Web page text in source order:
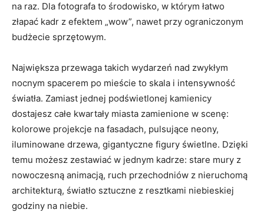
na raz. Dla fotografa to środowisko, w którym łatwo
złapać kadr z efektem „wow”, nawet przy ograniczonym
budżecie sprzętowym.
Największa przewaga takich wydarzeń nad zwykłym
nocnym spacerem po mieście to skala i intensywność
światła. Zamiast jednej podświetlonej kamienicy
dostajesz całe kwartały miasta zamienione w scenę:
kolorowe projekcje na fasadach, pulsujące neony,
iluminowane drzewa, gigantyczne figury świetlne. Dzięki
temu możesz zestawiać w jednym kadrze: stare mury z
nowoczesną animacją, ruch przechodniów z nieruchomą
architekturą, światło sztuczne z resztkami niebieskiej
godziny na niebie.